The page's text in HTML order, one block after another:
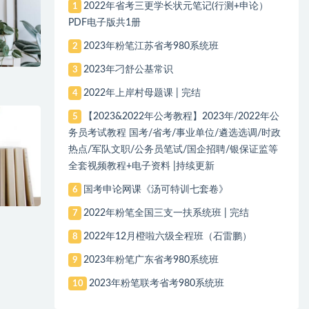
1
2022年省考三更学长状元笔记(行测+申论）
PDF电子版共1册
2 2023年粉笔江苏省考980系统班
3 2023年刁舒公基常识
4 2022年上岸村母题课 | 完结
5
【2023&2022年公考教程】2023年/2022年公
务员考试教程 国考/省考/事业单位/遴选选调/时政
热点/军队文职/公务员笔试/国企招聘/银保证监等
全套视频教程+电子资料 |持续更新
6 国考申论网课《汤可特训七套卷》
7 2022年粉笔全国三支一扶系统班 | 完结
8 2022年12月橙啦六级全程班（石雷鹏）
9 2023年粉笔广东省考980系统班
10 2023年粉笔联考省考980系统班